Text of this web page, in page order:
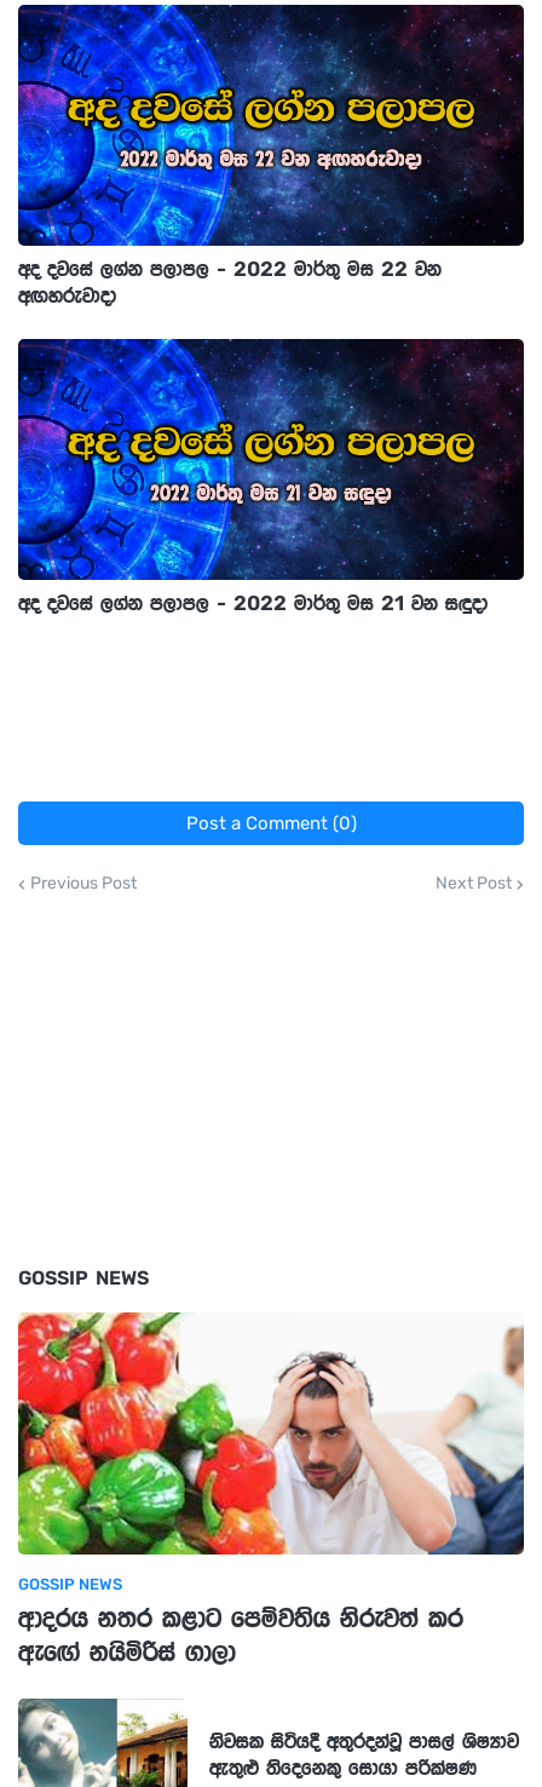
අද දවසේ ලග්න පලාපල - 2022 මාර්තු මස 22 වන
අඟහරුවාදා
අද දවසේ ලග්න පලාපල - 2022 මාර්තු මස 21 වන සඳුදා
Post a Comment (0)
Previous Post Next Post
GOSSIP NEWS
GOSSIP NEWS
ආදරය නතර කළාට පෙම්වතිය නිරුවත් කර
ඇඟේ නයිමිරිස් ගාලා
නිවසක සිටියදී අතුරදන්වූ පාසල් ශිෂ්‍යාව
ඇතුළු තිදෙනෙකු සොයා පරික්ෂණ